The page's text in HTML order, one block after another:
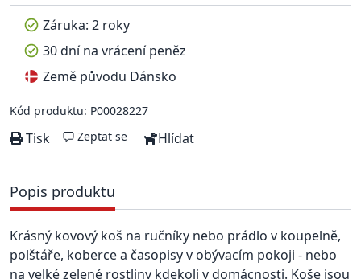
Záruka: 2 roky
30 dní na vrácení peněz
Země původu Dánsko
Kód produktu: P00028227
Tisk Zeptat se Hlídat
Popis produktu
Krásný kovový koš na ručníky nebo prádlo v koupelně,
polštáře, koberce a časopisy v obývacím pokoji - nebo
na velké zelené rostliny kdekoli v domácnosti. Koše jsou